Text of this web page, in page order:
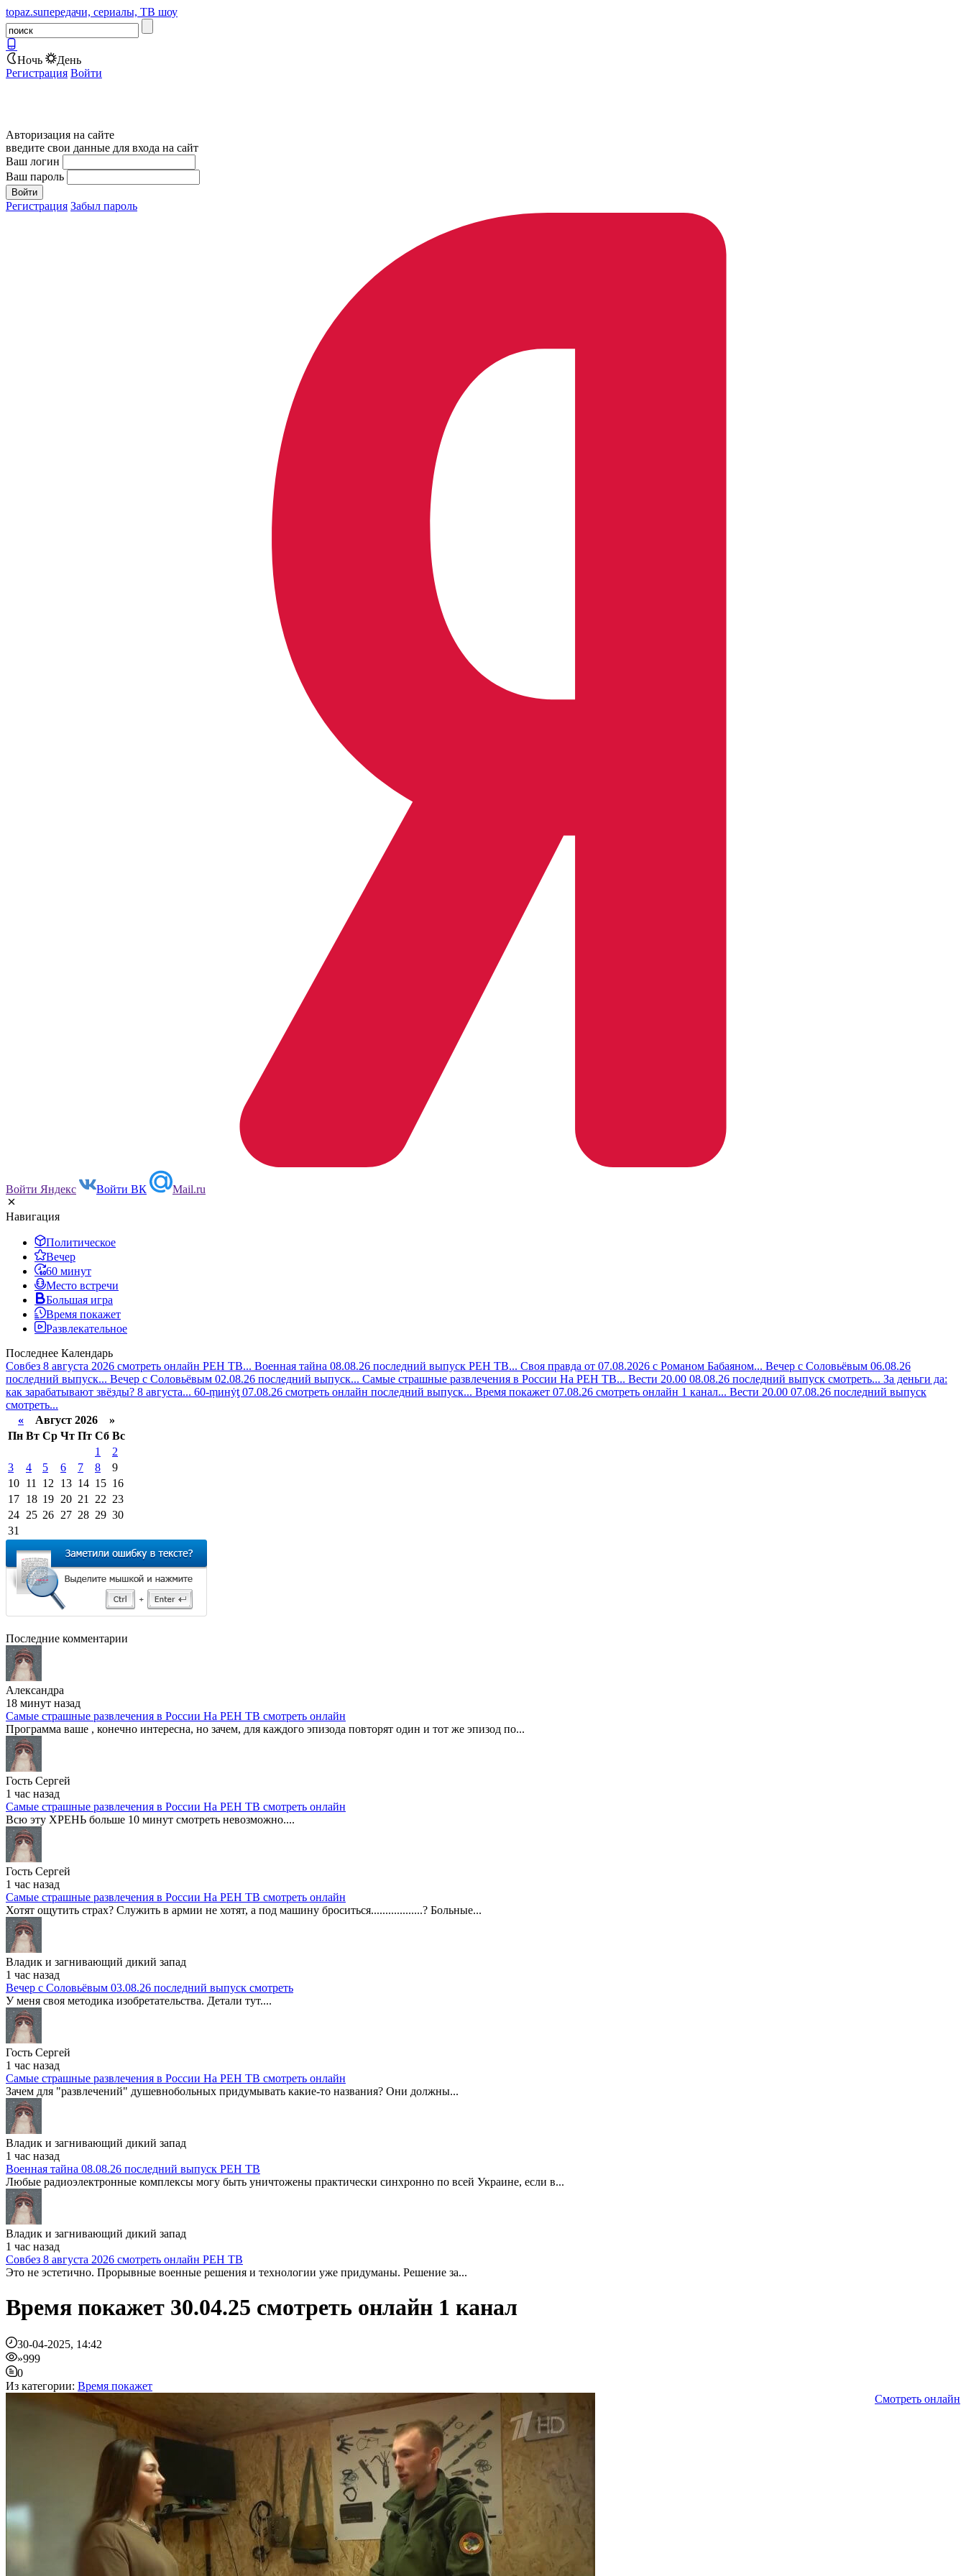
topaz.suпередачи, сериалы, ТВ шоу
Ночь
День
Регистрация Войти
Авторизация на сайте
введите свои данные для входа на сайт
Ваш логин
Ваш пароль
Регистрация Забыл пароль
Войти Яндекс Войти ВК Mail.ru
Навигация
Политическое
Вечер
60 минут
Место встречи
Большая игра
Время покажет
Развлекательное
Последнее Календарь
Совбез 8 августа 2026 смотреть онлайн РЕН ТВ... Военная тайна 08.08.26 последний выпуск РЕН ТВ... Своя правда от 07.08.2026 с Романом Бабаяном... Вечер с Соловьёвым 06.08.26
последний выпуск... Вечер с Соловьёвым 02.08.26 последний выпуск... Самые страшные развлечения в России На РЕН ТВ... Вести 20.00 08.08.26 последний выпуск смотреть... За деньги да:
как зарабатывают звёзды? 8 августа... 60-ṃинẏƫ 07.08.26 смотреть онлайн последний выпуск... Время покажет 07.08.26 смотреть онлайн 1 канал... Вести 20.00 07.08.26 последний выпуск
смотреть...
« Август 2026 »
Пн Вт Ср Чт Пт Сб Вс
1
2
3
4 5 6 7 8
9
10 11 12 13 14 15 16
17 18 19 20 21 22 23
24 25 26 27 28 29 30
31
Последние комментарии
Александра
18 минут назад
Самые страшные развлечения в России На РЕН ТВ смотреть онлайн
Программа ваше , конечно интересна, но зачем, для каждого эпизода повторят один и тот же эпизод по...
Гость Сергей
1 час назад
Самые страшные развлечения в России На РЕН ТВ смотреть онлайн
Всю эту ХРЕНЬ больше 10 минут смотреть невозможно....
Гость Сергей
1 час назад
Самые страшные развлечения в России На РЕН ТВ смотреть онлайн
Хотят ощутить страх? Служить в армии не хотят, а под машину броситься..................? Больные...
Владик и загнивающий дикий запад
1 час назад
Вечер с Соловьёвым 03.08.26 последний выпуск смотреть
У меня своя методика изобретательства. Детали тут....
Гость Сергей
1 час назад
Самые страшные развлечения в России На РЕН ТВ смотреть онлайн
Зачем для "развлечений" душевнобольных придумывать какие-то названия? Они должны...
Владик и загнивающий дикий запад
1 час назад
Военная тайна 08.08.26 последний выпуск РЕН ТВ
Любые радиоэлектронные комплексы могу быть уничтожены практически синхронно по всей Украине, если в...
Владик и загнивающий дикий запад
1 час назад
Совбез 8 августа 2026 смотреть онлайн РЕН ТВ
Это не эстетично. Прорывные военные решения и технологии уже придуманы. Решение за...
Время покажет 30.04.25 смотреть онлайн 1 канал
30-04-2025, 14:42
»999
0
Из категории: Время покажет
Смотреть онлайн